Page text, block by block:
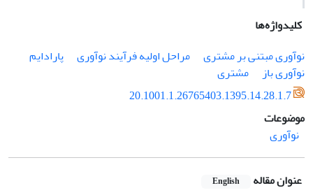
کلیدواژه‌ها
نوآوری مبتنی بر مشتری
مراحل اولیه فرآیند نوآوری
پارادایم
نوآوری باز
مشتری
20.1001.1.26765403.1395.14.28.1.7
موضوعات
نوآوری
عنوان مقاله English